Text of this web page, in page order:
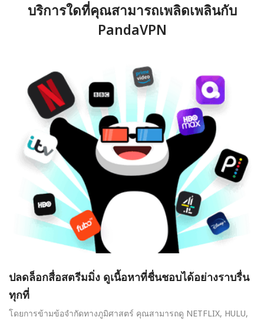
บริการใดที่คุณสามารถเพลิดเพลินกับ
PandaVPN
ปลดล็อกสื่อสตรีมมิ่ง ดูเนื้อหาที่ชื่นชอบได้อย่างราบรื่น
ทุกที่
โดยการข้ามข้อจำกัดทางภูมิศาสตร์ คุณสามารถดู NETFLIX, HULU,